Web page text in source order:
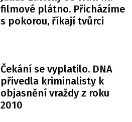
filmové plátno. Přicházíme
s pokorou, říkají tvůrci
Čekání se vyplatilo. DNA
přivedla kriminalisty k
objasnění vraždy z roku
2010